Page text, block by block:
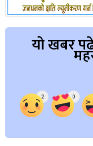
यो खबर
2 0